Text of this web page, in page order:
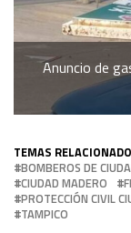
Anuncio de
TEMAS
BOMBEROS DE
CIUDAD MADERO
PROTECCIÓN CIVIL
TAMPICO